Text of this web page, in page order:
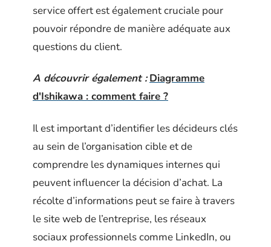
service offert est également cruciale pour
pouvoir répondre de manière adéquate aux
questions du client.
A découvrir également : Diagramme
d'Ishikawa : comment faire ?
Il est important d’identifier les décideurs clés
au sein de l’organisation cible et de
comprendre les dynamiques internes qui
peuvent influencer la décision d’achat. La
récolte d’informations peut se faire à travers
le site web de l’entreprise, les réseaux
sociaux professionnels comme LinkedIn, ou